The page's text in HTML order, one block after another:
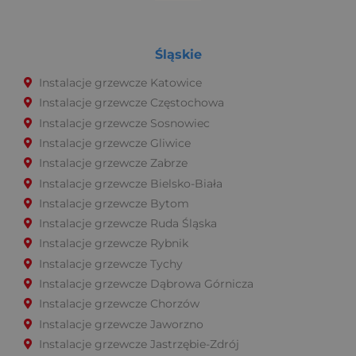
Śląskie
Instalacje grzewcze Katowice
Instalacje grzewcze Częstochowa
Instalacje grzewcze Sosnowiec
Instalacje grzewcze Gliwice
Instalacje grzewcze Zabrze
Instalacje grzewcze Bielsko-Biała
Instalacje grzewcze Bytom
Instalacje grzewcze Ruda Śląska
Instalacje grzewcze Rybnik
Instalacje grzewcze Tychy
Instalacje grzewcze Dąbrowa Górnicza
Instalacje grzewcze Chorzów
Instalacje grzewcze Jaworzno
Instalacje grzewcze Jastrzębie-Zdrój